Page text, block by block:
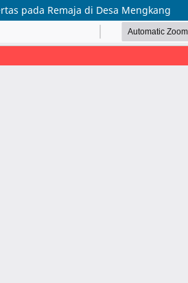
pada Remaja di Desa Mengkang